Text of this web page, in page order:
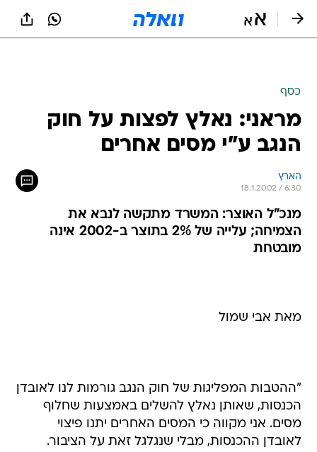
כסף
מראני: נאלץ לפצות על חוק
הנגב ע"י מסים אחרים
הארץ
18.1.2002 / 6:30
מנכ"ל האוצר: המשרד מתקשה לנבא את
הצמיחה; עלייה של 2% בתוצר ב-2002 אינה
מובטחת
מאת אבי שמול
"ההטבות המפליגות של חוק הנגב גורמות לנו לאובדן
הכנסות, שאותן נאלץ להשלים באמצעות שחלוף
מסים. אני מקווה כי המסים האחרים יתנו פיצוי
לאובדן ההכנסות, מבלי שנגלגל זאת על הציבור.